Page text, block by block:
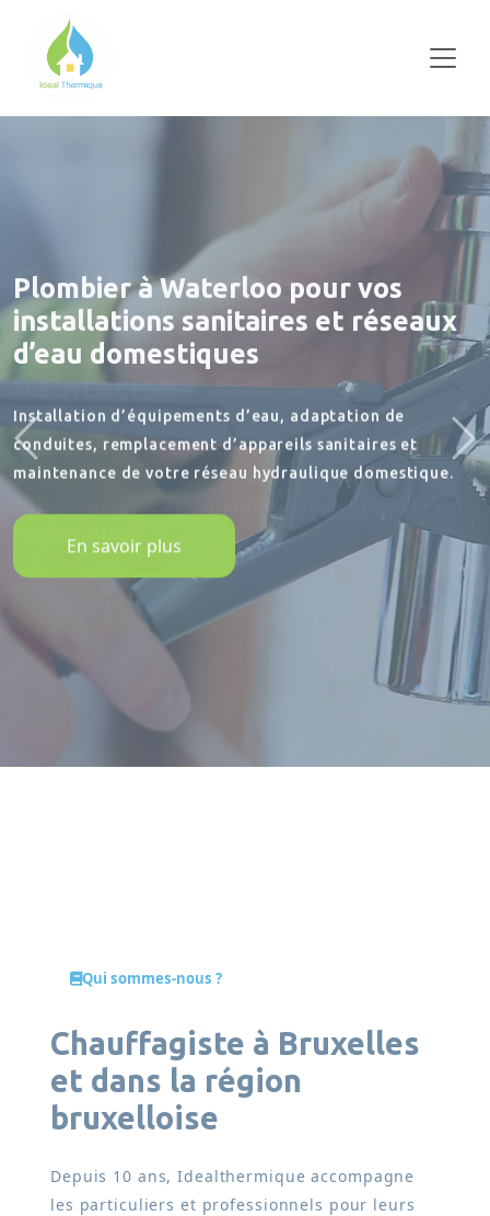
Plombier à Waterloo pour vos
installations sanitaires et réseaux
d’eau domestiques
Installation d’équipements d’eau, adaptation de
conduites, remplacement d’appareils sanitaires et
maintenance de votre réseau hydraulique domestique.
En savoir plus
Précédent
Qui sommes-nous ?
Chauffagiste à Bruxelles
et dans la région
bruxelloise
Depuis 10 ans, Idealthermique accompagne
les particuliers et professionnels pour leurs